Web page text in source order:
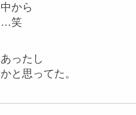
から
…笑
ったし
と思ってた。